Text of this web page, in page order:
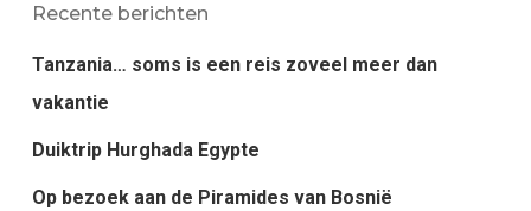
Recente berichten
Tanzania… soms is een reis zoveel meer dan
vakantie
Duiktrip Hurghada Egypte
Op bezoek aan de Piramides van Bosnië